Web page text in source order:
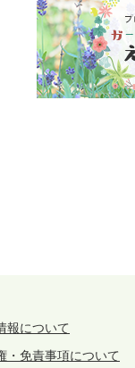
報について
・免責事項について